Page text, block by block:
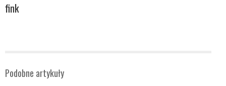
fink
Podobne artykuły